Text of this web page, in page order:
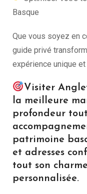
Basque
Que vous soyez en
guide privé
expérience unique et
Visiter
la meilleure
profondeur
patrimoine
et adresses
tout son
personnalisée.